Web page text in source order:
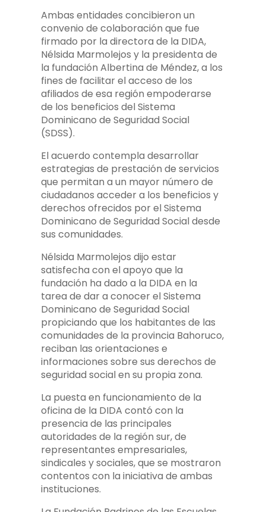
Ambas entidades concibieron un
convenio de colaboración que fue
firmado por la directora de la DIDA,
Nélsida Marmolejos y la presidenta de
la fundación Albertina de Méndez, a los
fines de facilitar el acceso de los
afiliados de esa región empoderarse
de los beneficios del Sistema
Dominicano de Seguridad Social
(SDSS).
El acuerdo contempla desarrollar
estrategias de prestación de servicios
que permitan a un mayor número de
ciudadanos acceder a los beneficios y
derechos ofrecidos por el Sistema
Dominicano de Seguridad Social desde
sus comunidades.
Nélsida Marmolejos dijo estar
satisfecha con el apoyo que la
fundación ha dado a la DIDA en la
tarea de dar a conocer el Sistema
Dominicano de Seguridad Social
propiciando que los habitantes de las
comunidades de la provincia Bahoruco,
reciban las orientaciones e
informaciones sobre sus derechos de
seguridad social en su propia zona.
La puesta en funcionamiento de la
oficina de la DIDA contó con la
presencia de las principales
autoridades de la región sur, de
representantes empresariales,
sindicales y sociales, que se mostraron
contentos con la iniciativa de ambas
instituciones.